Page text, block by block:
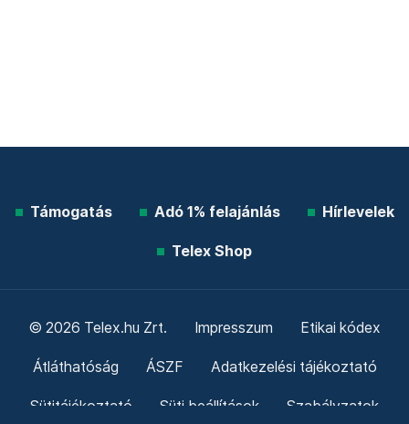
Támogatás Adó 1% felajánlás Hírlevelek
Telex Shop
© 2026 Telex.hu Zrt. Impresszum Etikai kódex
Átláthatóság ÁSZF Adatkezelési tájékoztató
Sütitájékoztató Süti beállítások Szabályzatok